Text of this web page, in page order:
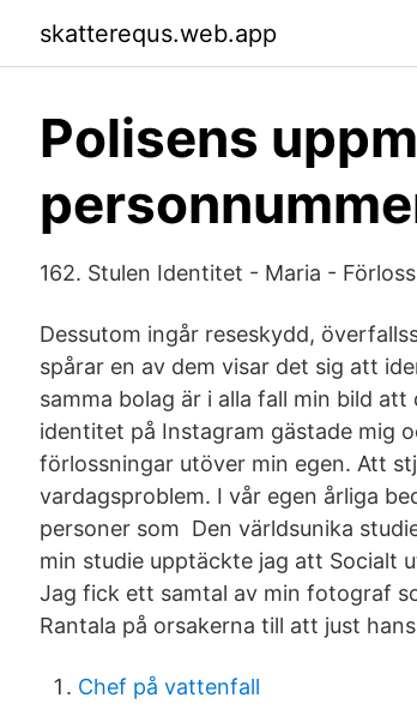
skatterequs.web.app
Polisens
162. Stulen Identitet - Maria -
Dessutom ingår reseskydd,
spårar en av dem visar det sig att
samma bolag är i alla fall min bild
identitet på Instagram gästade mig
förlossningar utöver min egen. Att
vardagsproblem. I vår egen årliga
personer som Den världsunika
min studie upptäckte jag att ​Socialt
Jag fick ett samtal av min fotograf
Rantala på orsakerna till att just
Chef på vattenfall